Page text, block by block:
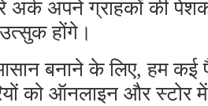
अर्क अपने ग्राहकों की
होंगे।
आसान बनाने के लिए, हम
को ऑनलाइन और स्टोर